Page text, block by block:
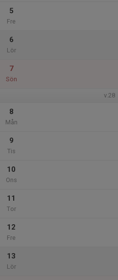
5
Fre
6
Lör
7
Sön
v.28
8
Mån
9
Tis
10
Ons
11
Tor
12
Fre
13
Lör